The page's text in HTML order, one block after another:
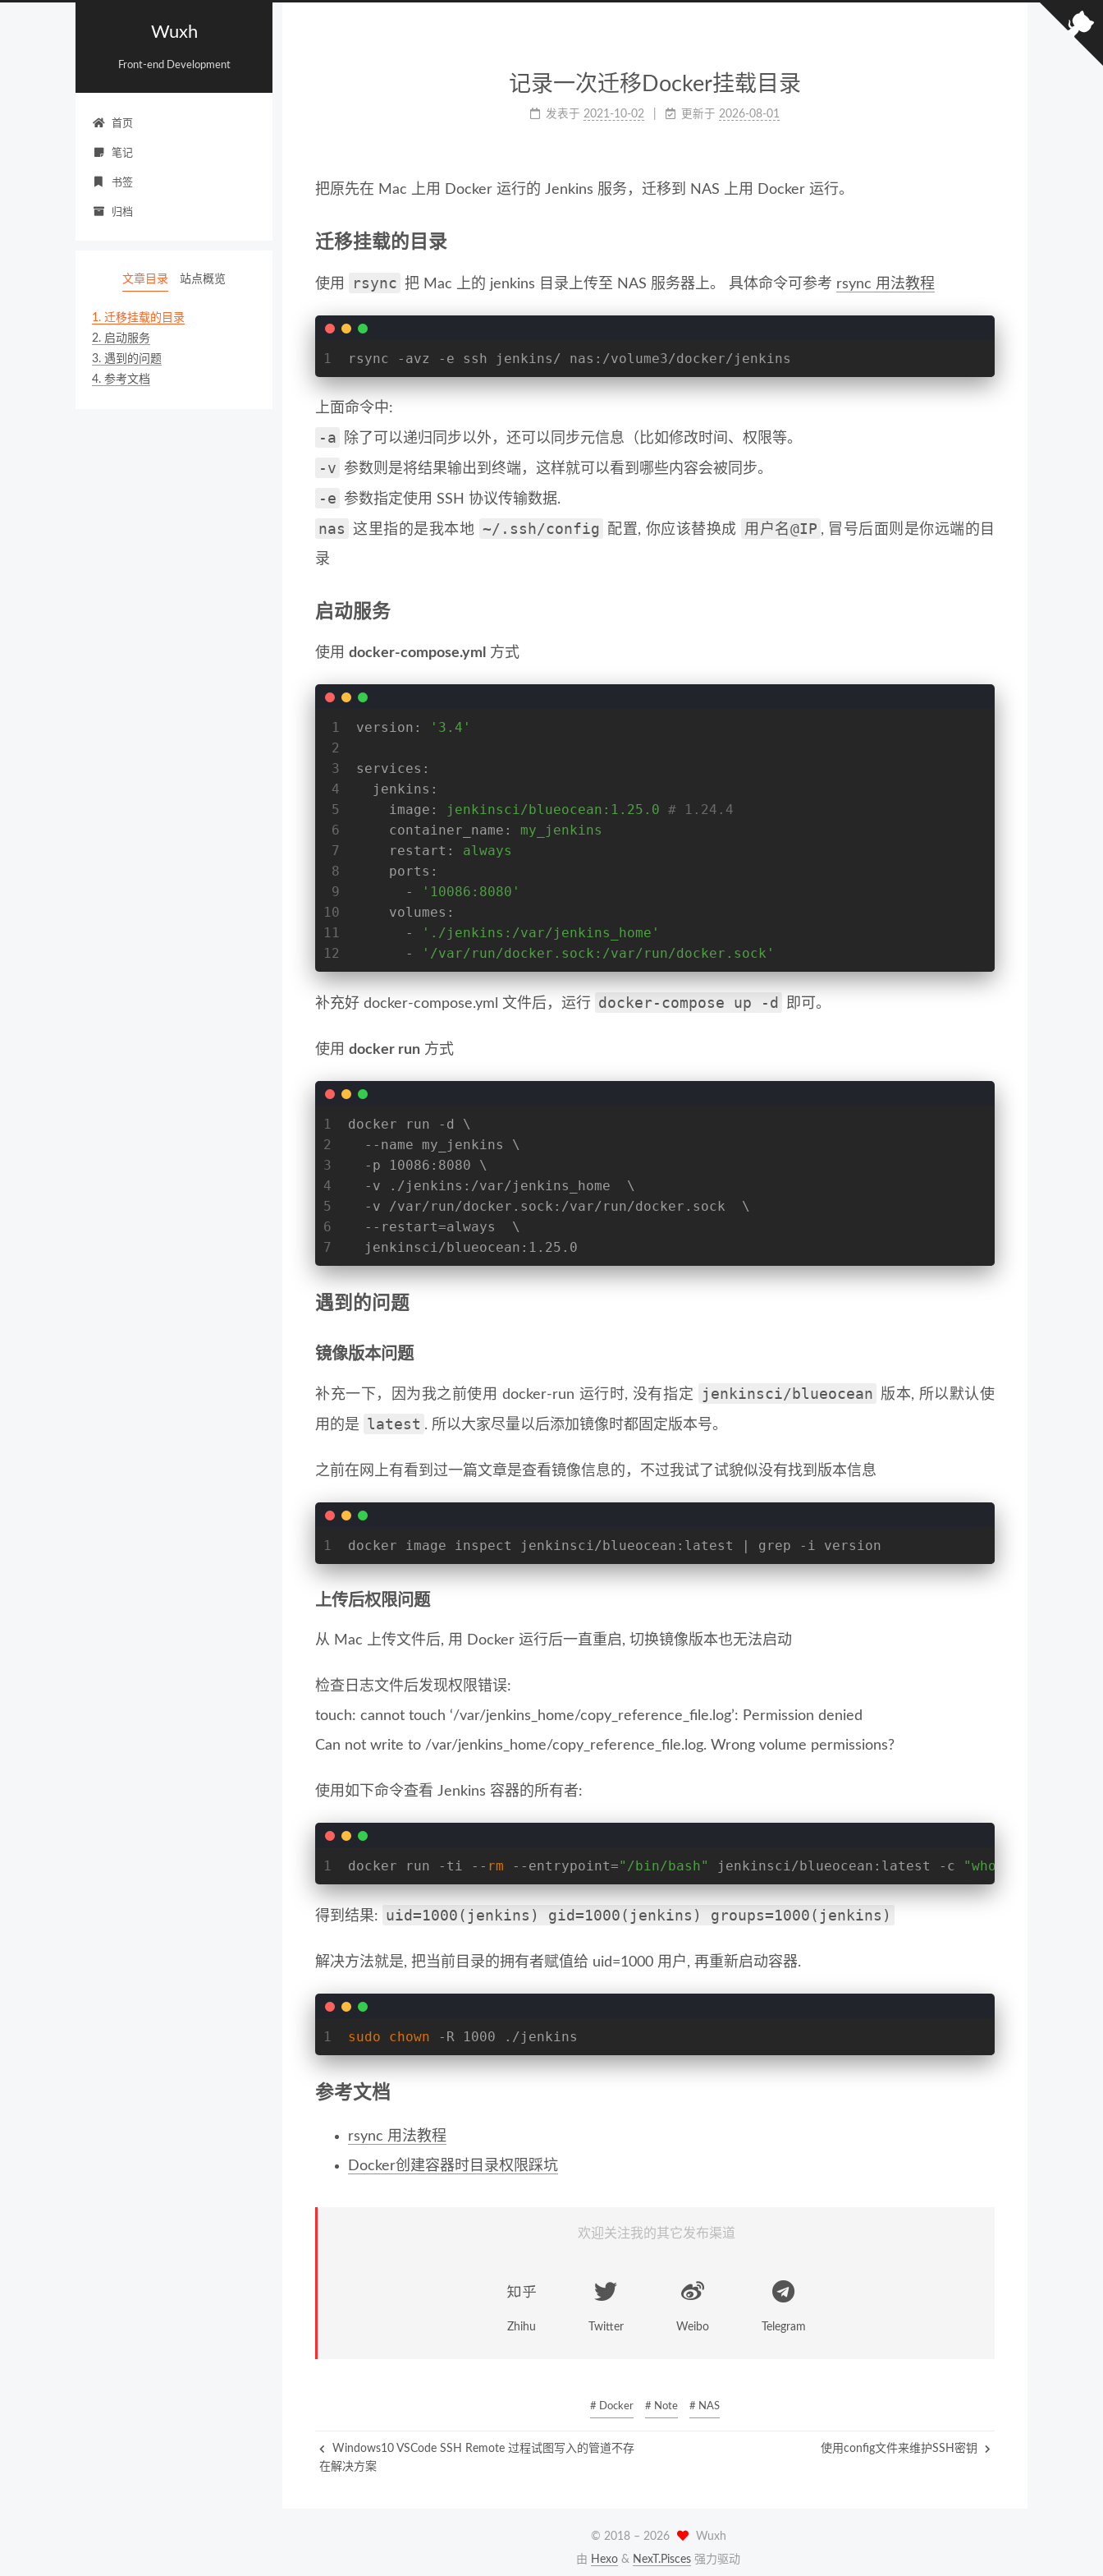
Wuxh
Front-end Development
首页
笔记
书签
归档
记录一次迁移Docker挂载目录
发表于 2021-10-02 更新于 2026-08-01
把原先在 Mac 上用 Docker 运行的 Jenkins 服务，迁移到 NAS 上用 Docker 运行。
迁移挂载的目录
使用 rsync 把 Mac 上的 jenkins 目录上传至 NAS 服务器上。 具体命令可参考 rsync 用法教程
1 rsync -avz -e ssh jenkins/ nas:/volume3/docker/jenkins
上面命令中:
-a 除了可以递归同步以外，还可以同步元信息（比如修改时间、权限等。
-v 参数则是将结果输出到终端，这样就可以看到哪些内容会被同步。
-e 参数指定使用 SSH 协议传输数据.
nas 这里指的是我本地 ~/.ssh/config 配置, 你应该替换成 用户名@IP , 冒号后面则是你远端的目
录
启动服务
使用 docker-compose.yml 方式
1
2
3
4
5
6
7
8
9
10
11
12
version: '3.4'
services:
jenkins:
image:
jenkinsci/blueocean:1.25.0 # 1.24.4
container_name:
my_jenkins
restart:
always
ports:
-
'10086:8080'
volumes:
-
'./jenkins:/var/jenkins_home'
-
'/var/run/docker.sock:/var/run/docker.sock'
补充好 docker-compose.yml 文件后，运行 docker-compose up -d 即可。
使用 docker run 方式
1
2
3
4
5
6
7
docker run -d \
  --name my_jenkins \
  -p 10086:8080 \
  -v ./jenkins:/var/jenkins_home  \
  -v /var/run/docker.sock:/var/run/docker.sock  \
  --restart=always  \
  jenkinsci/blueocean:1.25.0
遇到的问题
镜像版本问题
补充一下，因为我之前使用 docker-run 运行时, 没有指定 jenkinsci/blueocean 版本, 所以默认使
用的是 latest . 所以大家尽量以后添加镜像时都固定版本号。
之前在网上有看到过一篇文章是查看镜像信息的，不过我试了试貌似没有找到版本信息
1 docker image inspect jenkinsci/blueocean:latest | grep -i version
上传后权限问题
从 Mac 上传文件后, 用 Docker 运行后一直重启, 切换镜像版本也无法启动
检查日志文件后发现权限错误:
touch: cannot touch ‘/var/jenkins_home/copy_reference_file.log’: Permission denied
Can not write to /var/jenkins_home/copy_reference_file.log. Wrong volume permissions?
使用如下命令查看 Jenkins 容器的所有者:
1 docker run -ti -- rm --entrypoint="/bin/bash" jenkinsci/blueocean:latest -c "whoami && id"
得到结果: uid=1000(jenkins) gid=1000(jenkins) groups=1000(jenkins)
解决方法就是, 把当前目录的拥有者赋值给 uid=1000 用户, 再重新启动容器.
1 sudo chown -R 1000 ./jenkins
参考文档
rsync 用法教程
Docker创建容器时目录权限踩坑
欢迎关注我的其它发布渠道
Zhihu Twitter Weibo Telegram
# Docker # Note # NAS
Windows10 VSCode SSH Remote 过程试图写入的管道不存
在解决方案
使用config文件来维护SSH密钥
文章目录 站点概览
1. 迁移挂载的目录
2. 启动服务
3. 遇到的问题
4. 参考文档
© 2018 – 2026
Wuxh
由 Hexo & NexT.Pisces 强力驱动